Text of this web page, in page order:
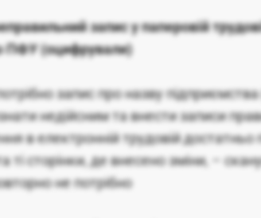
запис у паперовій
ПФУ (оцифрували)
запис про назву
недійсним та внести записи
в електронній трудовій достатньо
ті сторінки, де внесено зміни, –
не потрібно